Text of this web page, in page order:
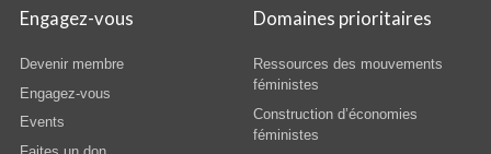
Engagez-vous
Devenir membre
Engagez-vous
Events
Domaines prioritaires
Ressources des mouvements
féministes
Construction d’économies
féministes